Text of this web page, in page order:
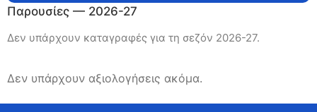
Παρουσίες — 2026-27
Δεν υπάρχουν καταγραφές για τη σεζόν 2026-27.
Δεν υπάρχουν αξιολογήσεις ακόμα.